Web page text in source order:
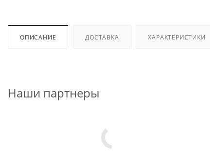
ОПИСАНИЕ ДОСТАВКА ХАРАКТЕРИСТИКИ
Наши партнеры